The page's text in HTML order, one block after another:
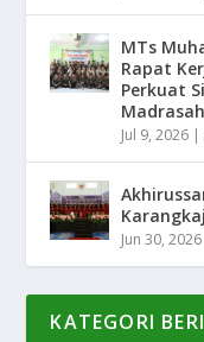
MTs
Rapat
Perkuat
Jul 9, 2026 |
Jun 30, 2026
KATEGORI